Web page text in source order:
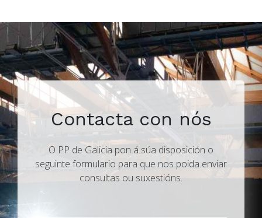
Contacta con nós
O PP de Galicia pon á súa disposición o
seguinte formulario para que nos poida enviar
consultas ou suxestións.